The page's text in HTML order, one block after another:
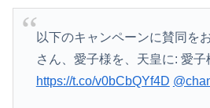
以下のキャンペーンに賛同を
さん、愛子様を、天皇に: 愛子
https://t.co/v0bCbQYf4D